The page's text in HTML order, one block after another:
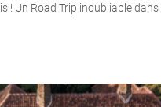
! Un Road Trip inoubliable dans